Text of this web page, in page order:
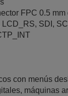
FPC 0.5
SDI,
con menús
máquinas